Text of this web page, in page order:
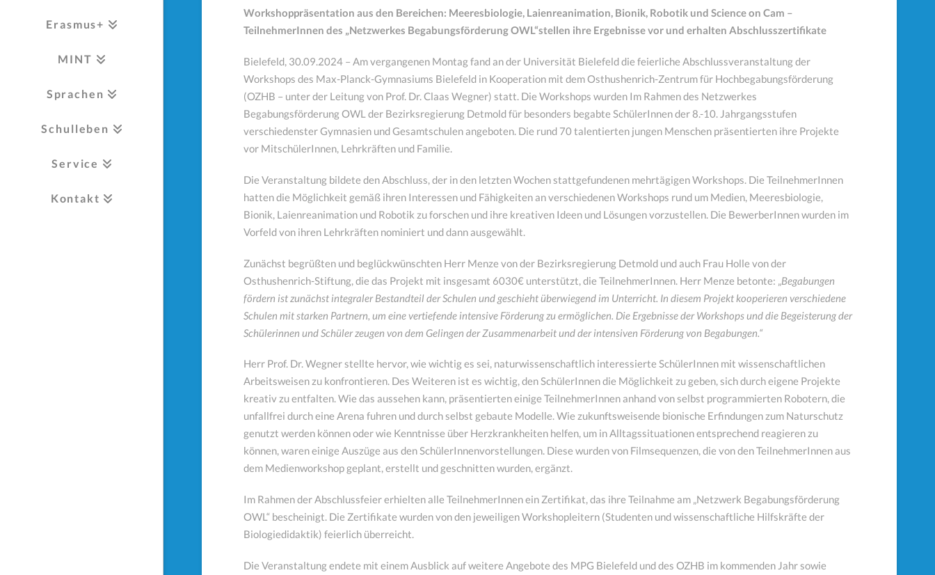
Erasmus+
MINT
Sprachen
Schulleben
Service
Kontakt
Workshoppräsentation aus den Bereichen: Meeresbiologie, Laienreanimation, Bionik, Robotik und Science on Cam –
TeilnehmerInnen des „Netzwerkes Begabungsförderung OWL“stellen ihre Ergebnisse vor und erhalten Abschlusszertifikate
Bielefeld, 30.09.2024 – Am vergangenen Montag fand an der Universität Bielefeld die feierliche Abschlussveranstaltung der
Workshops des Max-Planck-Gymnasiums Bielefeld in Kooperation mit dem Osthushenrich-Zentrum für Hochbegabungsförderung
(OZHB – unter der Leitung von Prof. Dr. Claas Wegner) statt. Die Workshops wurden Im Rahmen des Netzwerkes
Begabungsförderung OWL der Bezirksregierung Detmold für besonders begabte SchülerInnen der 8.-10. Jahrgangsstufen
verschiedenster Gymnasien und Gesamtschulen angeboten. Die rund 70 talentierten jungen Menschen präsentierten ihre Projekte
vor MitschülerInnen, Lehrkräften und Familie.
Die Veranstaltung bildete den Abschluss, der in den letzten Wochen stattgefundenen mehrtägigen Workshops. Die TeilnehmerInnen
hatten die Möglichkeit gemäß ihren Interessen und Fähigkeiten an verschiedenen Workshops rund um Medien, Meeresbiologie,
Bionik, Laienreanimation und Robotik zu forschen und ihre kreativen Ideen und Lösungen vorzustellen. Die BewerberInnen wurden im
Vorfeld von ihren Lehrkräften nominiert und dann ausgewählt.
Zunächst begrüßten und beglückwünschten Herr Menze von der Bezirksregierung Detmold und auch Frau Holle von der
Osthushenrich-Stiftung, die das Projekt mit insgesamt 6030€ unterstützt, die TeilnehmerInnen. Herr Menze betonte: „ Begabungen
fördern ist zunächst integraler Bestandteil der Schulen und geschieht überwiegend im Unterricht. In diesem Projekt kooperieren verschiedene
Schulen mit starken Partnern, um eine vertiefende intensive Förderung zu ermöglichen. Die Ergebnisse der Workshops und die Begeisterung der
Schülerinnen und Schüler zeugen von dem Gelingen der Zusammenarbeit und der intensiven Förderung von Begabungen.“
Herr Prof. Dr. Wegner stellte hervor, wie wichtig es sei, naturwissenschaftlich interessierte SchülerInnen mit wissenschaftlichen
Arbeitsweisen zu konfrontieren. Des Weiteren ist es wichtig, den SchülerInnen die Möglichkeit zu geben, sich durch eigene Projekte
kreativ zu entfalten. Wie das aussehen kann, präsentierten einige TeilnehmerInnen anhand von selbst programmierten Robotern, die
unfallfrei durch eine Arena fuhren und durch selbst gebaute Modelle. Wie zukunftsweisende bionische Erfindungen zum Naturschutz
genutzt werden können oder wie Kenntnisse über Herzkrankheiten helfen, um in Alltagssituationen entsprechend reagieren zu
können, waren einige Auszüge aus den SchülerInnenvorstellungen. Diese wurden von Filmsequenzen, die von den TeilnehmerInnen aus
dem Medienworkshop geplant, erstellt und geschnitten wurden, ergänzt.
Im Rahmen der Abschlussfeier erhielten alle TeilnehmerInnen ein Zertifikat, das ihre Teilnahme am „Netzwerk Begabungsförderung
OWL“ bescheinigt. Die Zertifikate wurden von den jeweiligen Workshopleitern (Studenten und wissenschaftliche Hilfskräfte der
Biologiedidaktik) feierlich überreicht.
Die Veranstaltung endete mit einem Ausblick auf weitere Angebote des MPG Bielefeld und des OZHB im kommenden Jahr sowie